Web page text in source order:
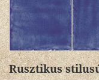
Rusztikus